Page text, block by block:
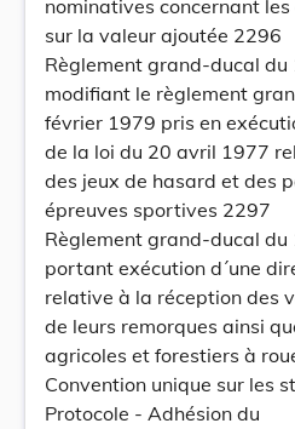
nominatives concernant
sur la valeur ajoutée 2296
Règlement grand-ducal
modifiant le règlement
février 1979 pris en
de la loi du 20 avril 1977
des jeux de hasard et des
épreuves sportives 2297
Règlement grand-ducal
portant exécution d´une
relative à la réception des
de leurs remorques ainsi
agricoles et forestiers à
Convention unique sur les
Protocole - Adhésion du